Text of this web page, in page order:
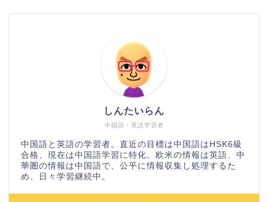
中国語・英語学習者
しんたいらん
中国語と英語の学習者。直近の目標は中国語はHSK6級
合格、現在は中国語学習に特化。欧米の情報は英語、中
華圏の情報は中国語で、公平に情報収集し処理するた
め、日々学習継続中。